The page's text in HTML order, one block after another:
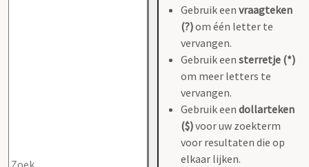
Gebruik een vraagteken
(?)om één letter te
vervangen.
Gebruik een sterretje (*)
om meer letters te
vervangen.
Gebruik een dollarteken
($)voor uw zoekterm
voor resultaten die op
elkaar lijken.